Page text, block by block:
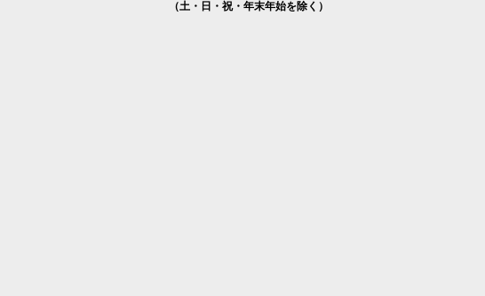
（土・日・祝・年末年始を除く）